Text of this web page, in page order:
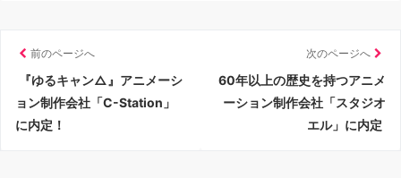
前のページへ
『ゆるキャン△』アニメーシ
ョン制作会社「C-Station」
に内定！
次のページへ
60年以上の歴史を持つアニメ
ーション制作会社「スタジオ
エル」に内定